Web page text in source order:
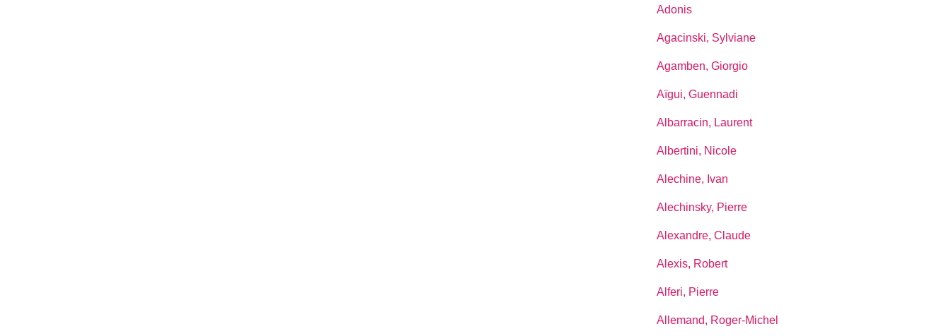
Adonis
Agacinski, Sylviane
Agamben, Giorgio
Aïgui, Guennadi
Albarracin, Laurent
Albertini, Nicole
Alechine, Ivan
Alechinsky, Pierre
Alexandre, Claude
Alexis, Robert
Alferi, Pierre
Allemand, Roger-Michel